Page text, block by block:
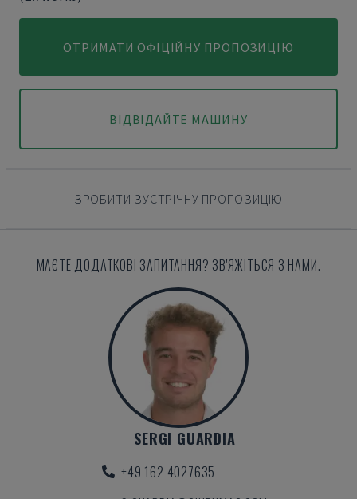
ОТРИМАТИ ОФІЦІЙНУ ПРОПОЗИЦІЮ
ВІДВІДАЙТЕ МАШИНУ
ЗРОБИТИ ЗУСТРІЧНУ ПРОПОЗИЦІЮ
МАЄТЕ ДОДАТКОВІ ЗАПИТАННЯ? ЗВ'ЯЖІТЬСЯ З НАМИ.
SERGI GUARDIA
+49 162 4027635